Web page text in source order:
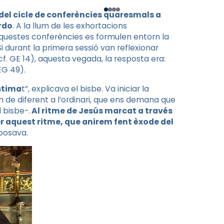
cicle de conferències quaresmals a
. A la llum de les exhortacions
conferències es formulen entorn la
durant la primera sessió van reflexionar
GE 14), aquesta vegada, la resposta era:
49).
t”, explicava el bisbe. Va iniciar la
diferent a l’ordinari, que ens demana que
bisbe-.Al ritme de Jesús marcat a través
aquest ritme, que anirem fent èxode del